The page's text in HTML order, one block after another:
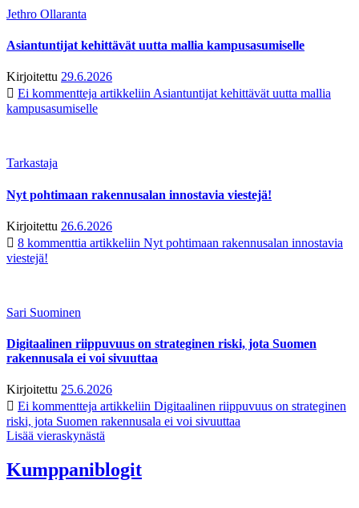
Jethro Ollaranta
Asiantuntijat kehittävät uutta mallia kampusasumiselle
Kirjoitettu 29.6.2026
Ei kommentteja artikkeliin Asiantuntijat kehittävät uutta mallia
kampusasumiselle
Tarkastaja
Nyt pohtimaan rakennusalan innostavia viestejä!
Kirjoitettu 26.6.2026
8 kommenttia artikkeliin Nyt pohtimaan rakennusalan innostavia
viestejä!
Sari Suominen
Digitaalinen riippuvuus on strateginen riski, jota Suomen
rakennusala ei voi sivuuttaa
Kirjoitettu 25.6.2026
Ei kommentteja artikkeliin Digitaalinen riippuvuus on strateginen
riski, jota Suomen rakennusala ei voi sivuuttaa
Lisää vieraskynästä
Kumppaniblogit